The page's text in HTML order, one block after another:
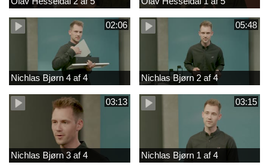
02:06
Nichlas Bjørn 4 af 4
05:48
Nichlas Bjørn 2 af 4
03:13
Nichlas Bjørn 3 af 4
03:15
Nichlas Bjørn 1 af 4